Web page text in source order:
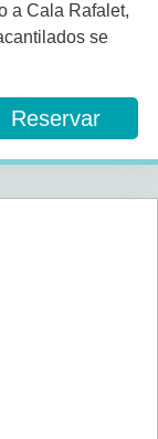
a Cala Rafalet,
se
Reservar